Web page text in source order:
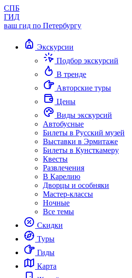
СПБ
ГИД
ваш гид по Петербургу
Экскурсии
Подбор экскурсий
В тренде
Авторские туры
Цены
Виды экскурсий
Автобусные
Билеты в Русский музей
Выставки в Эрмитаже
Билеты в Кунсткамеру
Квесты
Развлечения
В Карелию
Дворцы и особняки
Мастер-классы
Ночные
Все темы
Скидки
Туры
Гиды
Карта